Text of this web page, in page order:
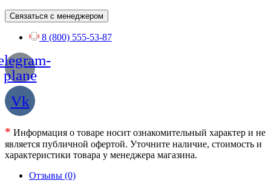
Связаться с менеджером
8 (800) 555-53-87
plane
Vk
* Информация о товаре носит ознакомительный характер и не
является публичной офертой. Уточните наличие, стоимость и
характеристики товара у менеджера магазина.
Отзывы (0)